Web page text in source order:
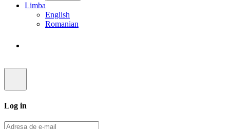
Limba
English
Romanian
Log in